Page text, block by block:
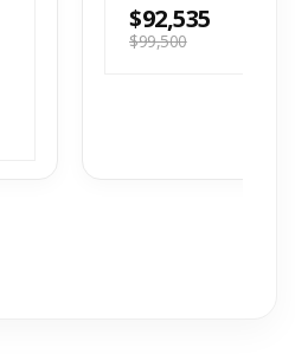
$99,500
$92,535